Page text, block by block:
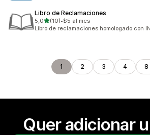
Libro de Reclamaciones
5,0de 5 estrelas
(10)
10 avaliações ao todo
•$5 al mes
Libro de reclamaciones homologado con
1 2 3 4 8
Quer adicionar